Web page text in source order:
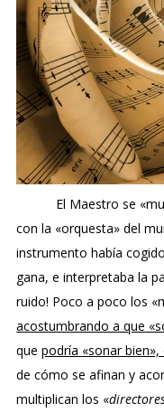
El Maestro se
con la «orquesta» del
instrumento había
gana, e interpretaba la
ruido! Poco a poco los
acostumbrando a que
quepodría «sonar
de cómo se afinan y
multiplican los «